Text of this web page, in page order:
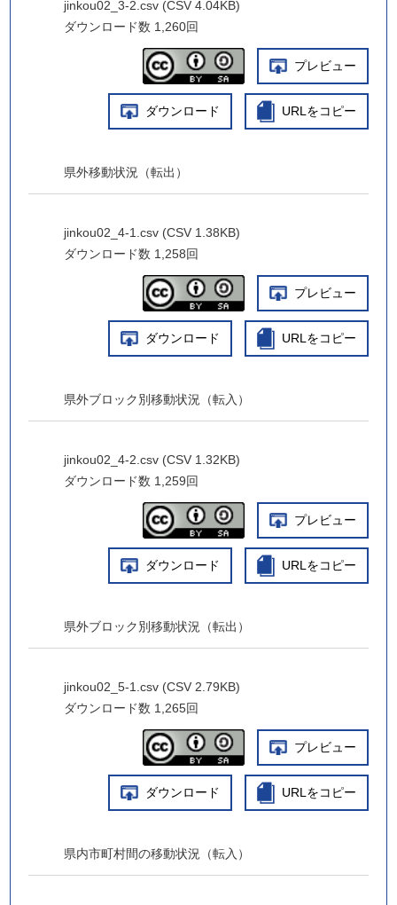
jinkou02_3-2.csv (CSV 4.04KB)
ダウンロード数 1,260回
プレビュー
ダウンロード URLをコピー
県外移動状況（転出）
jinkou02_4-1.csv (CSV 1.38KB)
ダウンロード数 1,258回
プレビュー
ダウンロード URLをコピー
県外ブロック別移動状況（転入）
jinkou02_4-2.csv (CSV 1.32KB)
ダウンロード数 1,259回
プレビュー
ダウンロード URLをコピー
県外ブロック別移動状況（転出）
jinkou02_5-1.csv (CSV 2.79KB)
ダウンロード数 1,265回
プレビュー
ダウンロード URLをコピー
県内市町村間の移動状況（転入）